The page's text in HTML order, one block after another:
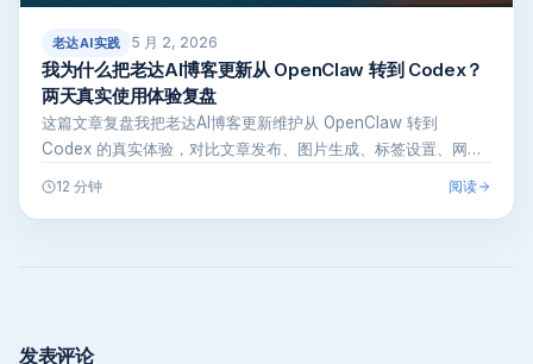
老达AI实践 5 月 2, 2026
我为什么把老达AI博客更新从 OpenClaw 转到 Codex？
两天真实使用体验复盘
这篇文章复盘我把老达AI博客更新维护从 OpenClaw 转到
Codex 的真实体验，对比文章发布、图片生成、标签设置、网站
12 分钟 阅读
发表评论